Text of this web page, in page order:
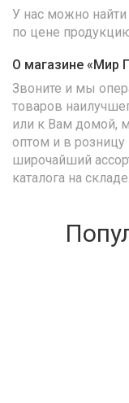
У нас можно
по цене
О магазине «Мир
Звоните и мы
товаров
или к Вам домой,
оптом и в
широчайший
каталога на складе.